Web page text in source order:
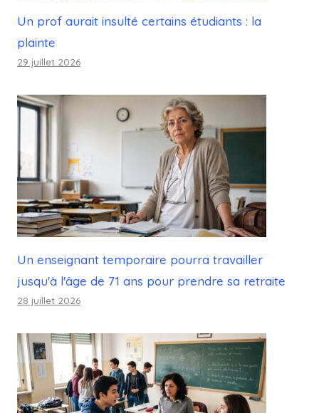
Un prof aurait insulté certains étudiants : la
plainte
29 juillet 2026
Un enseignant temporaire pourra travailler
jusqu'à l'âge de 71 ans pour prendre sa retraite
28 juillet 2026